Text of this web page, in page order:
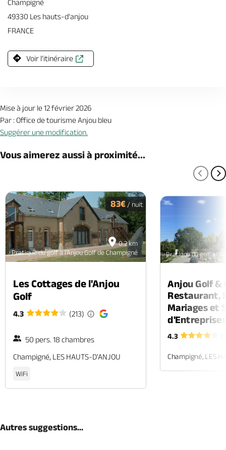
Champigné
49330 Les hauts-d'anjou
FRANCE
Voir l'itinéraire
Mise à jour le 12 février 2026
Par : Office de tourisme Anjou bleu
Suggérer une modification.
Vous aimerez aussi à proximité...
0.2 km
Pratique du golf à l'Anjou Golf de Champigné
83€ / nuit
Les Cottages de l'Anjou
Golf
4.3 (213)
50 pers. 18 chambres
Champigné, LES HAUTS-D'ANJOU
WiFi
Pratique du golf à
Anjou Golf &
Restaurant,
Mariages et
4.3
Champigné, LES
Autres suggestions...